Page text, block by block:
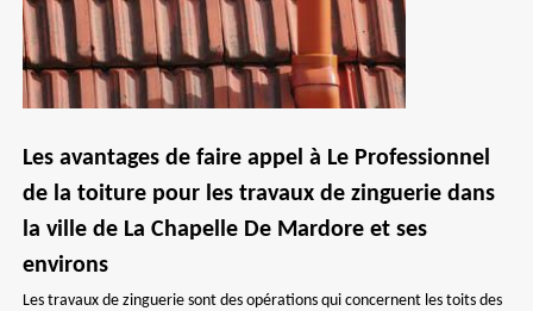
Les avantages de faire appel à Le Professionnel
de la toiture pour les travaux de zinguerie dans
la ville de La Chapelle De Mardore et ses
environs
Les travaux de zinguerie sont des opérations qui concernent les toits des